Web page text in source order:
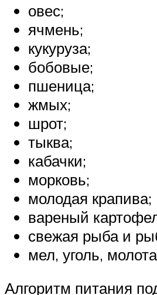
овес;
ячмень;
кукуруза;
бобовые;
пшеница;
жмых;
шрот;
тыква;
кабачки;
морковь;
молодая крапива;
вареный
свежая рыба и
мел, уголь,
Алгоритм питания